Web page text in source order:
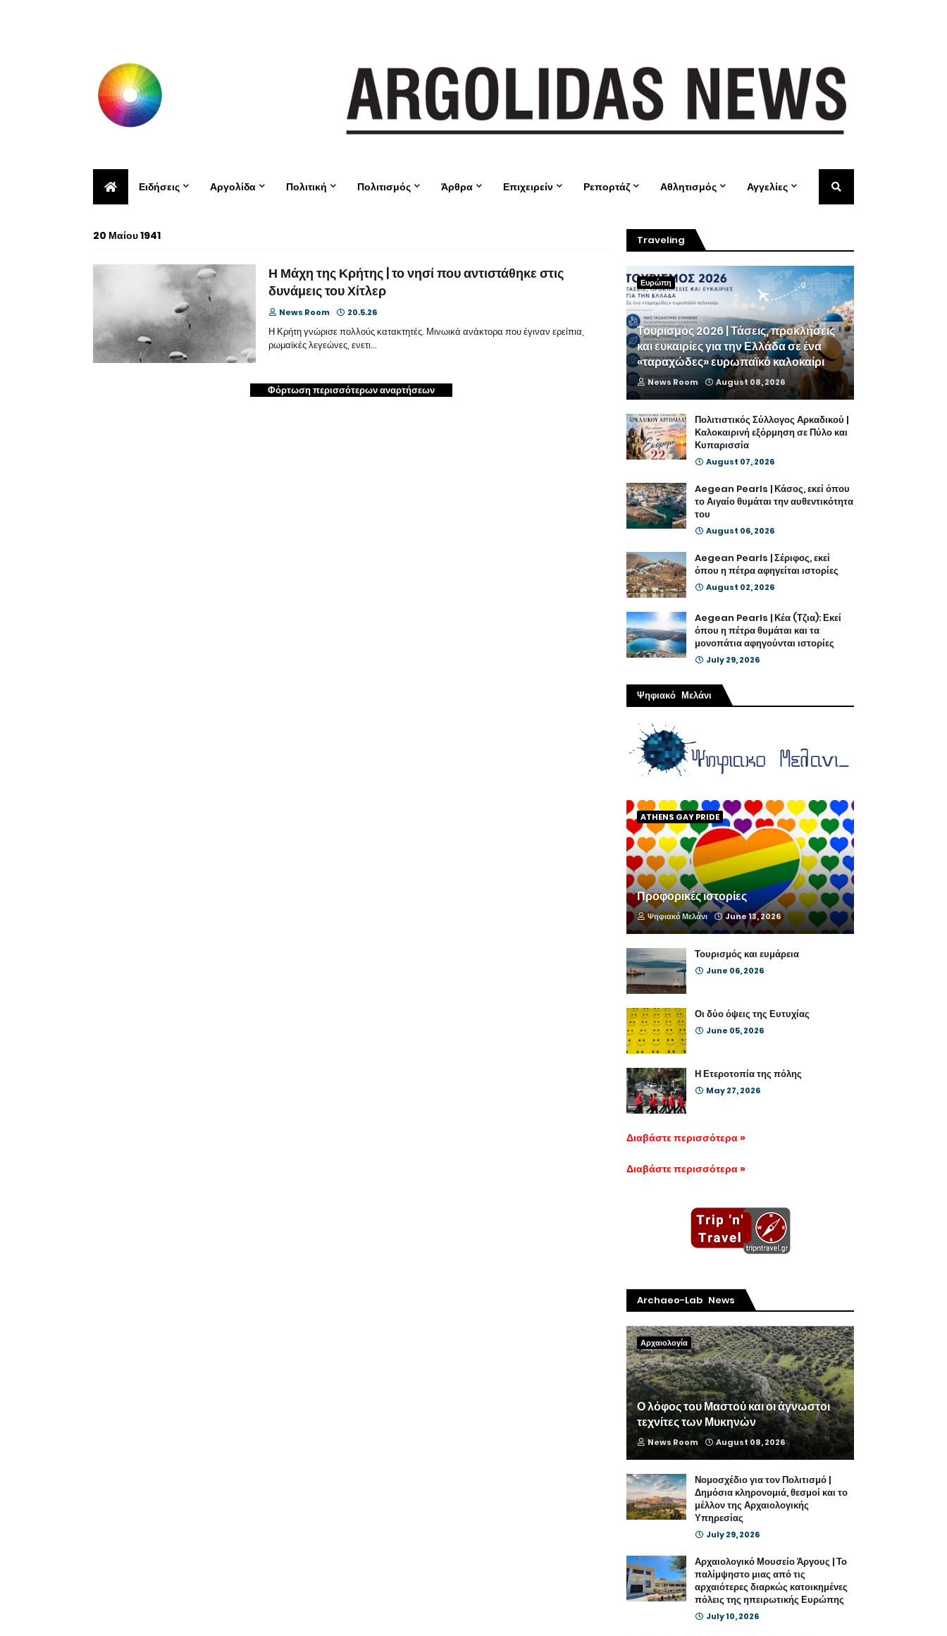
Ειδήσεις Αργολίδα Πολιτική Πολιτισμός Άρθρα Επιχειρείν Ρεπορτάζ Αθλητισμός Αγγελίες
20 Μαίου 1941
Η Μάχη της Κρήτης | το νησί που αντιστάθηκε στις
δυνάμεις του Χίτλερ
News Room 20.5.26
Η Κρήτη γνώρισε πολλούς κατακτητές. Μινωικά ανάκτορα που έγιναν ερείπια,
ρωμαϊκές λεγεώνες, ενετι…
Φόρτωση περισσότερων αναρτήσεων
Traveling
Ευρώπη
Τουρισμός 2026 | Τάσεις, προκλήσεις
και ευκαιρίες για την Ελλάδα σε ένα
«ταραχώδες» ευρωπαϊκό καλοκαίρι
News Room August 08, 2026
Πολιτιστικός Σύλλογος Αρκαδικού |
Καλοκαιρινή εξόρμηση σε Πύλο και
Κυπαρισσία
August 07, 2026
Aegean Pearls | Κάσος, εκεί όπου
το Αιγαίο θυμάται την αυθεντικότητα
του
August 06, 2026
Aegean Pearls | Σέριφος, εκεί
όπου η πέτρα αφηγείται ιστορίες
August 02, 2026
Aegean Pearls | Κέα (Τζια): Εκεί
όπου η πέτρα θυμάται και τα
μονοπάτια αφηγούνται ιστορίες
July 29, 2026
Ψηφιακό Μελάνι
ATHENS GAY PRIDE
Προφορικές ιστορίες
Ψηφιακό Μελάνι June 13, 2026
Τουρισμός και ευμάρεια
June 06, 2026
Οι δύο όψεις της Ευτυχίας
June 05, 2026
Η Ετεροτοπία της πόλης
May 27, 2026
Διαβάστε περισσότερα »
Διαβάστε περισσότερα »
Archaeo-Lab News
Αρχαιολογία
Ο λόφος του Μαστού και οι άγνωστοι
τεχνίτες των Μυκηνών
News Room August 08, 2026
Νομοσχέδιο για τον Πολιτισμό |
Δημόσια κληρονομιά, θεσμοί και το
μέλλον της Αρχαιολογικής
Υπηρεσίας
July 29, 2026
Αρχαιολογικό Μουσείο Άργους | Το
παλίμψηστο μιας από τις
αρχαιότερες διαρκώς κατοικημένες
πόλεις της ηπειρωτικής Ευρώπης
July 10, 2026